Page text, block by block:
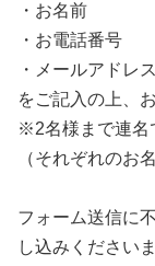
・お名前
・お電話番号
・メールアドレス
をご記入の上、
※2名様まで連名
（それぞれのお
フォーム送信に
し込みくださいま